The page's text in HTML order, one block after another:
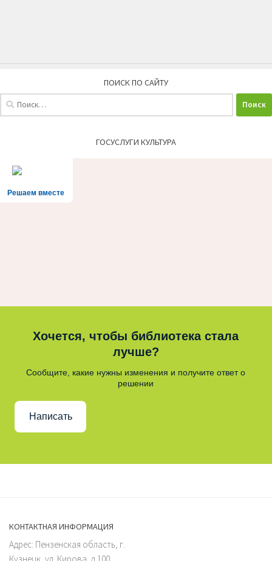
ПОИСК ПО САЙТУ
ГОСУСЛУГИ КУЛЬТУРА
Решаем вместе
Хочется, чтобы библиотека стала
лучше?
Сообщите, какие нужны изменения и получите ответ о
решении
Написать
КОНТАКТНАЯ ИНФОРМАЦИЯ
Адрес: Пензенская область, г.
Кузнецк, ул. Кирова, д.100